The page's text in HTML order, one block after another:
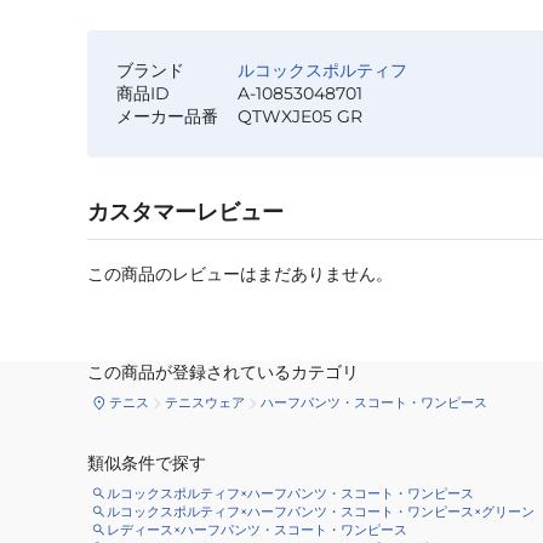
ブランド
ルコックスポルティフ
商品ID
A-10853048701
メーカー品番
QTWXJE05 GR
カスタマーレビュー
この商品のレビューはまだありません。
この商品が登録されているカテゴリ
テニス テニスウェア ハーフパンツ・スコート・ワンピース
類似条件で探す
ルコックスポルティフ×ハーフパンツ・スコート・ワンピース
ルコックスポルティフ×ハーフパンツ・スコート・ワンピース×グリーン
レディース×ハーフパンツ・スコート・ワンピース